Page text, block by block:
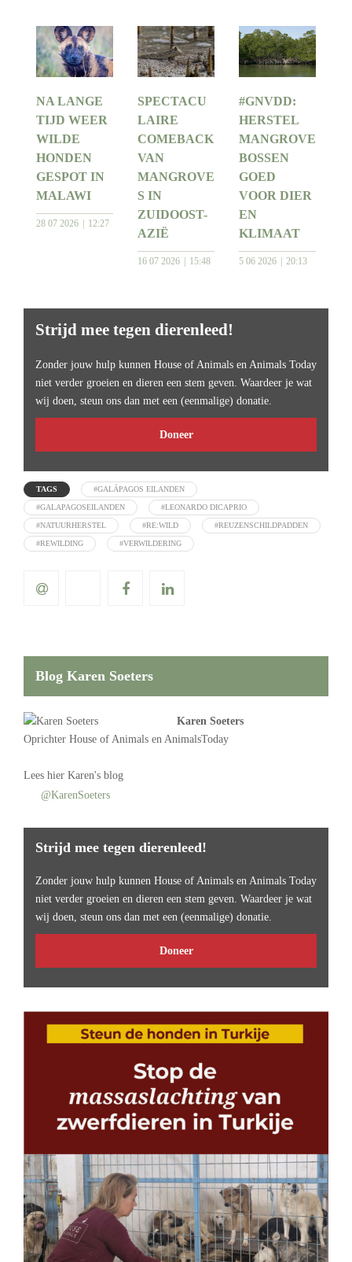
NA LANGE
TIJD WEER
WILDE
HONDEN
GESPOT IN
MALAWI
28 07 2026 12:27
SPECTACU
LAIRE
COMEBACK
VAN
MANGROVE
S IN
ZUIDOOST-
AZIË
16 07 2026 15:48
#GNVDD:
HERSTEL
MANGROVE
BOSSEN
GOED
VOOR DIER
EN
KLIMAAT
5 06 2026 20:13
Strijd mee tegen dierenleed!
Zonder jouw hulp kunnen House of Animals en Animals Today
niet verder groeien en dieren een stem geven. Waardeer je wat
wij doen, steun ons dan met een (eenmalige) donatie.
Doneer
TAGS #GALÁPAGOS EILANDEN
#GALAPAGOSEILANDEN #LEONARDO DICAPRIO
#NATUURHERSTEL #RE:WILD #REUZENSCHILDPADDEN
#REWILDING #VERWILDERING
Blog Karen Soeters
Karen Soeters
Oprichter House of Animals en AnimalsToday
Lees hier Karen's blog
@KarenSoeters
Strijd mee tegen dierenleed!
Zonder jouw hulp kunnen House of Animals en Animals Today
niet verder groeien en dieren een stem geven. Waardeer je wat
wij doen, steun ons dan met een (eenmalige) donatie.
Doneer